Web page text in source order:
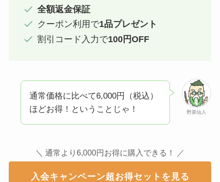
全額返金保証
クーポン利用で1品プレゼント
割引コード入力で100円OFF
野菜仙人
通常価格に比べて6,000円（税込）
ほどお得！ということじゃ！
＼ 通常より6,000円お得に購入できる！ ／
入会キャンペーン超お得セットを見る